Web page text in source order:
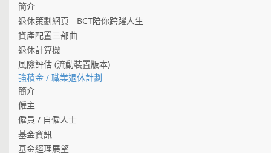
簡介
退休策劃網頁 - BCT陪你跨躍人生
資產配置三部曲
退休計算機
風險評估 (流動裝置版本)
強積金 / 職業退休計劃
簡介
僱主
僱員 / 自僱人士
基金資訊
基金經理展望